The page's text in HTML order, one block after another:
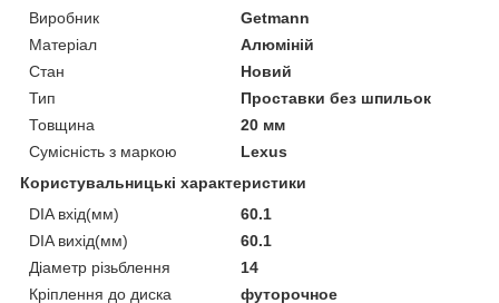
Виробник
Getmann
Матеріал
Алюміній
Стан
Новий
Тип
Проставки без шпильок
Товщина
20 мм
Сумісність з маркою
Lexus
Користувальницькі характеристики
DIA вхід(мм)
60.1
DIA вихід(мм)
60.1
Діаметр різьблення
14
Кріплення до диска
футорочное